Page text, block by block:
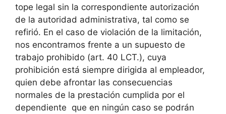
tope legal sin la correspondiente autorización
de la autoridad administrativa, tal como se
refirió. En el caso de violación de la limitación,
nos encontramos frente a un supuesto de
trabajo prohibido (art. 40 LCT.), cuya
prohibición está siempre dirigida al empleador,
quien debe afrontar las consecuencias
normales de la prestación cumplida por el
dependiente que en ningún caso se podrán